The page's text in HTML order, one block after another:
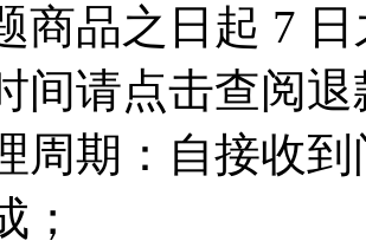
商品之日起 7
间请点击查阅
周期：自接收
；